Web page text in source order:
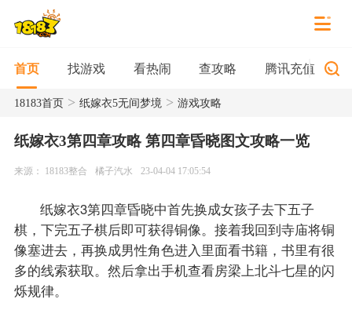
首页 找游戏 看热闹 查攻略 腾讯充值
18183首页> 纸嫁衣5无间梦境> 游戏攻略
纸嫁衣3第四章攻略 第四章昏晓图文攻略一览
来源： 18183整合 橘子汽水 23-04-04 17:05:54
纸嫁衣3第四章昏晓中首先换成女孩子去下五子
棋，下完五子棋后即可获得铜像。接着我回到寺庙将铜
像塞进去，再换成男性角色进入里面看书籍，书里有很
多的线索获取。然后拿出手机查看房梁上北斗七星的闪
烁规律。